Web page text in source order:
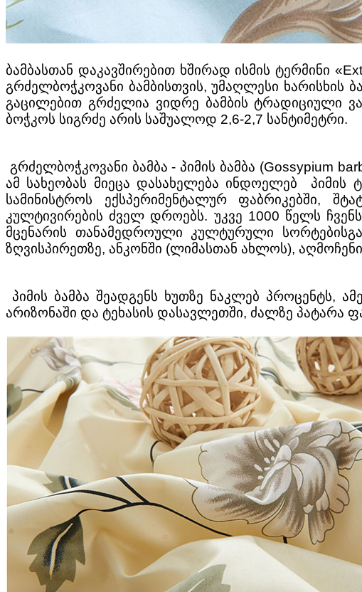
ბამბასთან დაკავშირებით ხშირად ისმის ტერმინი
გრძელბოჭკოვანი ბამბისთვის, უმაღლესი ხარისხის
გაცილებით გრძელია ვიდრე ბამბის ტრადიციული
ბოჭკოს სიგრძე არის საშუალოდ 2,6-2,7 სანტიმეტრი.
გრძელბოჭკოვანი ბამბა - პიმის ბამბა (Gossypium
ამ სახეობას მიეცა დასახელება ინდოელებ პიმის
სამინისტროს ექსპერიმენტალურ ფაბრიკებში,
კულტივირების ძველ დროებს. უკვე 1000 წელს
მცენარის თანამედროული კულტურული
ზღვისპირეთზე, ანკონში (ლიმასთან ახლოს),
პიმის ბამბა შეადგენს ხუთზე ნაკლებ პროცენტს,
არიზონაში და ტეხასის დასავლეთში, ძალზე პატარა